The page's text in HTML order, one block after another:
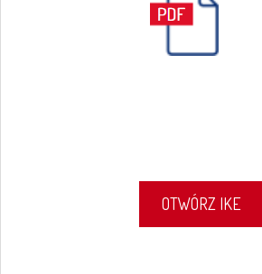
OTWÓRZ IKE